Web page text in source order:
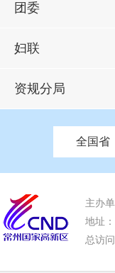
团委
妇联
资规分局
全国省
北京中
市发改委
市应急
主办
地址
总访问